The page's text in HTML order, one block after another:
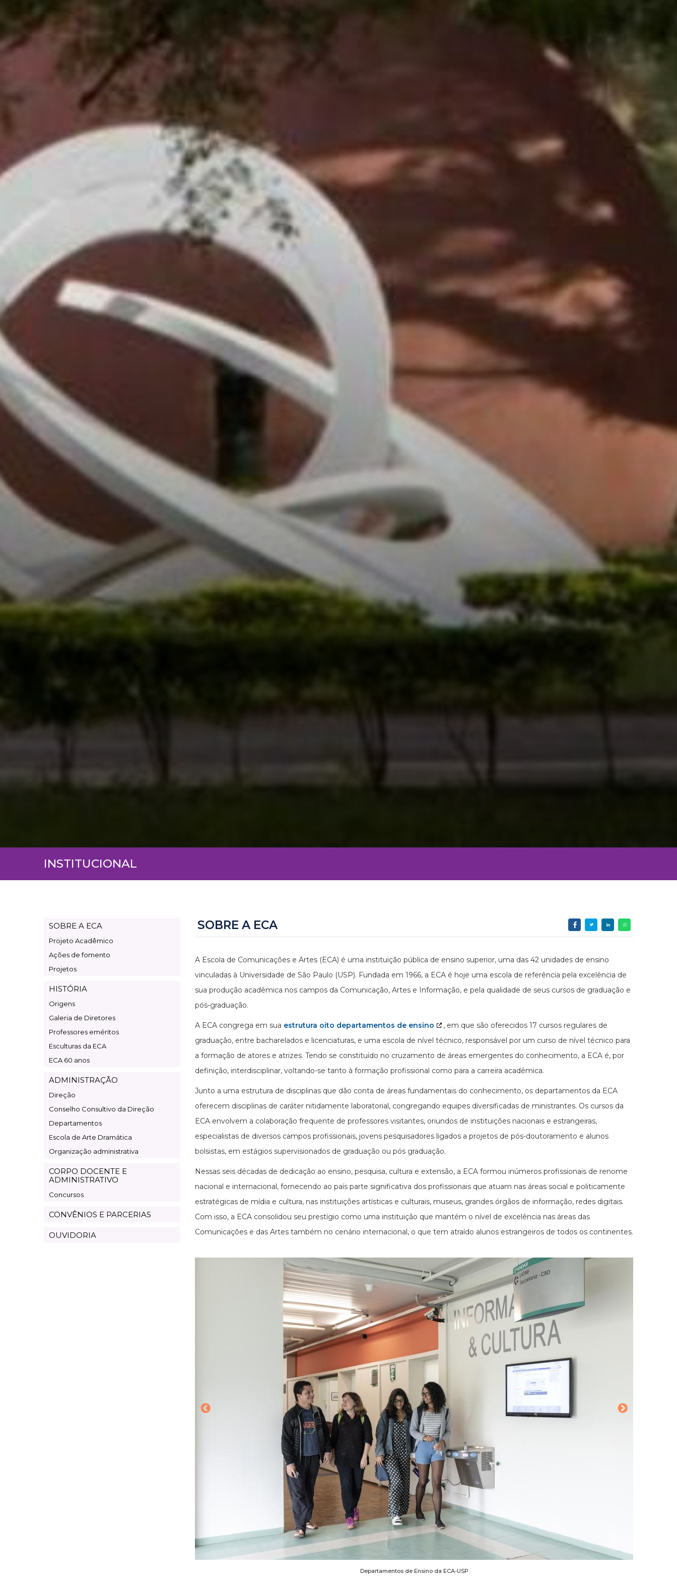
INSTITUCIONAL
Page
Institucional
SOBRE A ECA
Projeto Acadêmico
Ações de fomento
Projetos
HISTÓRIA
Origens
Galeria de Diretores
Professores eméritos
Esculturas da ECA
ECA 60 anos
ADMINISTRAÇÃO
Direção
Conselho Consultivo da Direção
Departamentos
Escola de Arte Dramática
Organização administrativa
CORPO DOCENTE E
ADMINISTRATIVO
Concursos
CONVÊNIOS E PARCERIAS
OUVIDORIA
SOBRE A ECA
A Escola de Comunicações e Artes (ECA) é uma instituição pública de ensino superior, uma das 42 unidades de ensino
vinculadas à Universidade de São Paulo (USP). Fundada em 1966, a ECA é hoje uma escola de referência pela excelência de
sua produção acadêmica nos campos da Comunicação, Artes e Informação, e pela qualidade de seus cursos de graduação e
pós-graduação.
A ECA congrega em sua estrutura oito departamentos de ensino
, em que são oferecidos 17 cursos regulares de
graduação, entre bacharelados e licenciaturas, e uma escola de nível técnico, responsável por um curso de nível técnico para
a formação de atores e atrizes. Tendo se constituído no cruzamento de áreas emergentes do conhecimento, a ECA é, por
definição, interdisciplinar, voltando-se tanto à formação profissional como para a carreira acadêmica.
Junto a uma estrutura de disciplinas que dão conta de áreas fundamentais do conhecimento, os departamentos da ECA
oferecem disciplinas de caráter nitidamente laboratorial, congregando equipes diversificadas de ministrantes. Os cursos da
ECA envolvem a colaboração frequente de professores visitantes, oriundos de instituições nacionais e estrangeiras,
especialistas de diversos campos profissionais, jovens pesquisadores ligados a projetos de pós-doutoramento e alunos
bolsistas, em estágios supervisionados de graduação ou pós graduação.
Nessas seis décadas de dedicação ao ensino, pesquisa, cultura e extensão, a ECA formou inúmeros profissionais de renome
nacional e internacional, fornecendo ao país parte significativa dos profissionais que atuam nas áreas social e politicamente
estratégicas de mídia e cultura, nas instituições artísticas e culturais, museus, grandes órgãos de informação, redes digitais.
Com isso, a ECA consolidou seu prestígio como uma instituição que mantém o nível de excelência nas áreas das
Comunicações e das Artes também no cenário internacional, o que tem atraído alunos estrangeiros de todos os continentes.
Departamentos de Ensino da ECA-USP